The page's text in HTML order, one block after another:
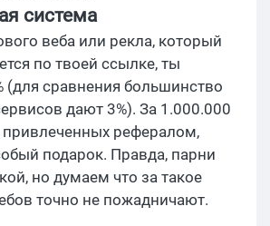
система
веба или рекла, который
по твоей ссылке, ты
(для сравнения большинство
дают 3%). За 1.000.000
привлеченных рефералом,
подарок. Правда, парни
но думаем что за такое
точно не пожадничают.